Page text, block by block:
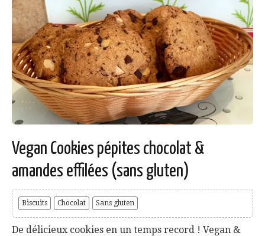
Vegan Cookies pépites chocolat &
amandes effilées (sans gluten)
Biscuits Chocolat Sans gluten
De délicieux cookies en un temps record ! Vegan &